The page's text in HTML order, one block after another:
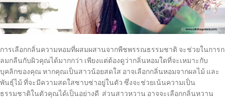
การเลือกกลิ่นความหอมที่ผสมผสานจากพืชพรรณธรรมชาติ จะช่วยในการก
ลมกลืนกับผิวคุณได้มากกว่า เพียงแต่ต้องดูว่ากลิ่นหอมใดที่จะเหมาะกับ
บุคลิกของคุณ หากคุณเป็นสาวน้อยสดใส อาจเลือกกลิ่นหอมจากผลไม้ และ
พันธุ์ไม้ ที่จะมีความสดใสซาบซ่าอยู่ในตัว ซึ่งจะช่วยเน้นความเป็น
ธรรมชาติในตัวคุณได้เป็นอย่างดี ส่วนสาวหวาน อาจจะเลือกกลิ่นหวาน